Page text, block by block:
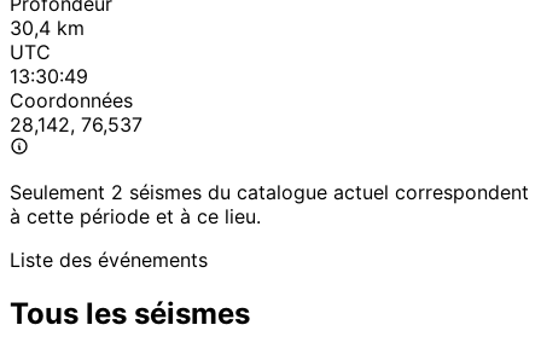
30,4 km
UTC
13:30:49
Coordonnées
28,142, 76,537
Seulement 2 séismes du catalogue actuel correspondent
à cette période et à ce lieu.
Liste des événements
Tous les séismes